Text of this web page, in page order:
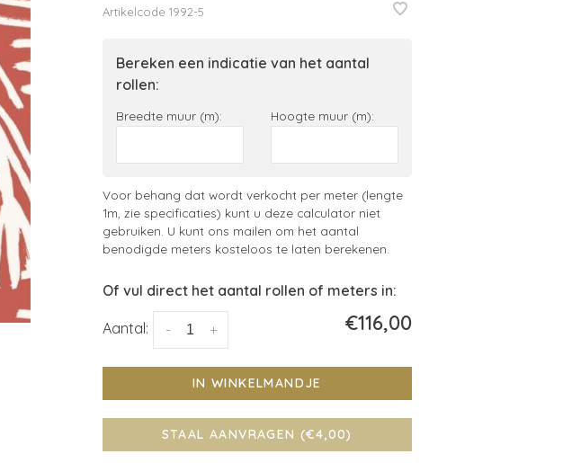
Artikelcode 1992-5
Bereken een indicatie van het aantal
rollen:
Breedte muur (m): Hoogte muur (m):
Voor behang dat wordt verkocht per meter (lengte
1m, zie specificaties) kunt u deze calculator niet
gebruiken. U kunt ons mailen om het aantal
benodigde meters kosteloos te laten berekenen.
Of vul direct het aantal rollen of meters in:
Aantal: +
- €116,00
IN WINKELMANDJE
STAAL AANVRAGEN (€4,00)